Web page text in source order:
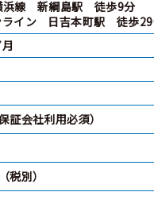
浜線 新綱島駅 徒歩9分
ライン 日吉本町駅 徒歩
証会社利用必須）
税別）